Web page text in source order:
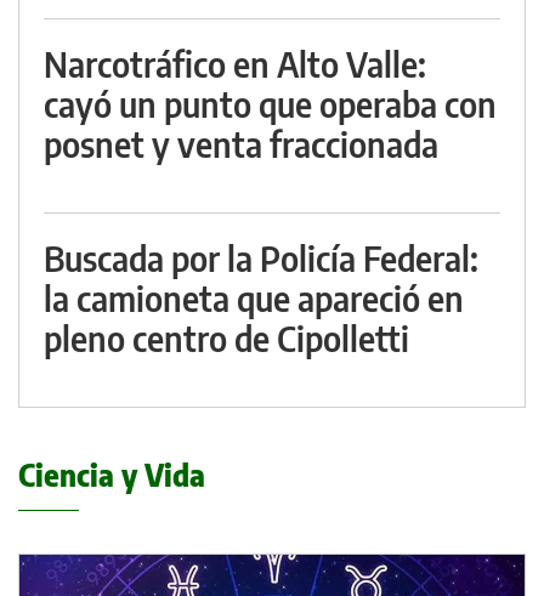
Narcotráfico en Alto Valle:
cayó un punto que operaba con
posnet y venta fraccionada
Buscada por la Policía Federal:
la camioneta que apareció en
pleno centro de Cipolletti
Ciencia y Vida